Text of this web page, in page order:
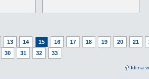
13 14 15 16 17 18 19 20 21
30 31 32 33
Idi na